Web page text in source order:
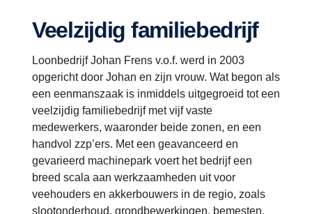
Veelzijdig familiebedrijf
Loonbedrijf Johan Frens v.o.f. werd in 2003
opgericht door Johan en zijn vrouw. Wat begon als
een eenmanszaak is inmiddels uitgegroeid tot een
veelzijdig familiebedrijf met vijf vaste
medewerkers, waaronder beide zonen, en een
handvol zzp’ers. Met een geavanceerd en
gevarieerd machinepark voert het bedrijf een
breed scala aan werkzaamheden uit voor
veehouders en akkerbouwers in de regio, zoals
slootonderhoud, grondbewerkingen, bemesten,